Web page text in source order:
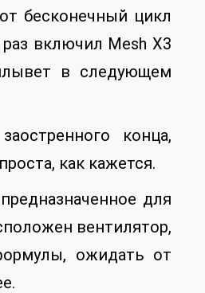
бесконечный цикл
включил Mesh X3
в следующем
конца,
как кажется.
для
вентилятор,
ожидать от